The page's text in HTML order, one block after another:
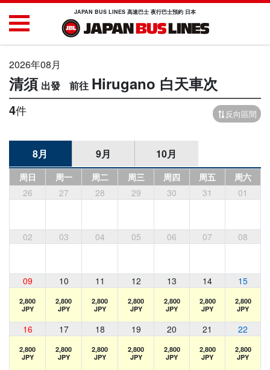
JAPAN BUS LINES 高速巴士 夜行巴士預約 日本
2026年08月
清須 Hirugano 白天車次
4件 反向區間
8月 9月 10月
周日 周一 周二 周三 周四 周五
周六
26
27 28 29 30 31 01
02 03 04 05 06 07 08
09 10 11 12 13 14 15
2,800
JPY
2,800
JPY
2,800
JPY
2,800
JPY
2,800
JPY
2,800
JPY
2,800
JPY
16 17 18 19 20 21 22
2,800
JPY
2,800
JPY
2,800
JPY
2,800
JPY
2,800
JPY
2,800
JPY
2,800
JPY